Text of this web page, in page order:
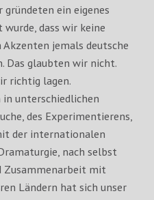
gründeten ein eigenes
dass wir keine
jemals deutsche
Das glaubten wir nicht.
richtig lagen.
unterschiedlichen
des Experimentierens,
der internationalen
nach selbst
Zusammenarbeit mit
Ländern hat sich unser